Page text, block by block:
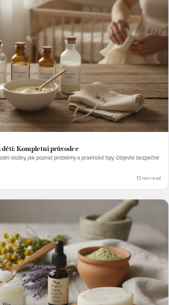
Kompletní průvodce
složky, jak poznat problémy a praktické tipy. Objevte bezpečné
13 min read